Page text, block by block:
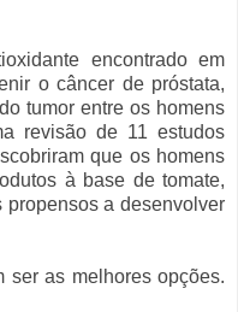
encontrado em
o câncer de próstata,
tumor entre os homens
revisão de 11 estudos
que os homens
à base de tomate,
propensos a desenvolver
ser as melhores opções.